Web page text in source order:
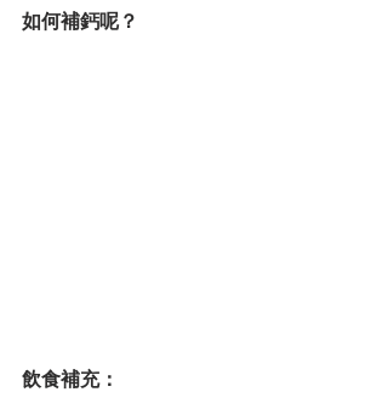
如何補鈣呢？
飲食補充：